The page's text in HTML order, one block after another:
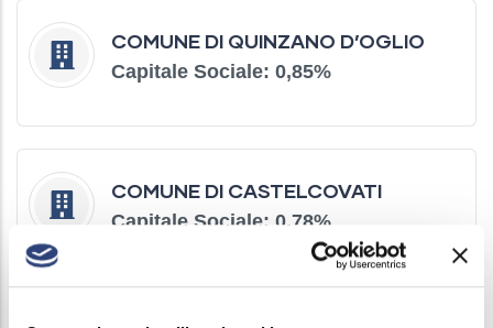
COMUNE DI QUINZANO D’OGLIO
Capitale Sociale: 0,85%
COMUNE DI CASTELCOVATI
Capitale Sociale: 0,78%